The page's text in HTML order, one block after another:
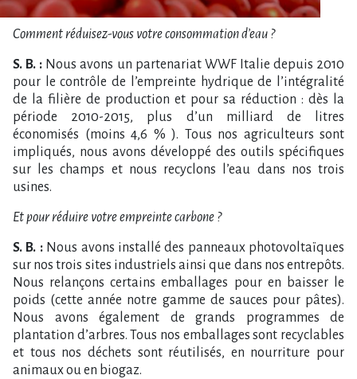
Comment réduisez-vous votre consommation d’eau ?
S. B. : Nous avons un partenariat WWF Italie depuis 2010
pour le contrôle de l’empreinte hydrique de l’intégralité
de la filière de production et pour sa réduction : dès la
période 2010-2015, plus d’un milliard de litres
économisés (moins 4,6 % ). Tous nos agriculteurs sont
impliqués, nous avons développé des outils spécifiques
sur les champs et nous recyclons l’eau dans nos trois
usines.
Et pour réduire votre empreinte carbone ?
S. B. : Nous avons installé des panneaux photovoltaïques
sur nos trois sites industriels ainsi que dans nos entrepôts.
Nous relançons certains emballages pour en baisser le
poids (cette année notre gamme de sauces pour pâtes).
Nous avons également de grands programmes de
plantation d’arbres. Tous nos emballages sont recyclables
et tous nos déchets sont réutilisés, en nourriture pour
animaux ou en biogaz.